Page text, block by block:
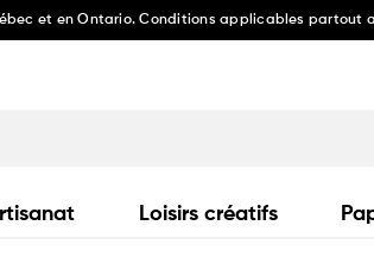
et en Ontario. Conditions applicables partout
Loisirs créatifs